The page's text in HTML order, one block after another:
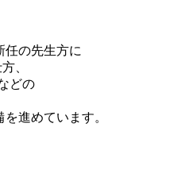
任の先生方に
、
どの
進めています。